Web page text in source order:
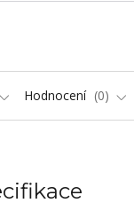
Hodnocení 0